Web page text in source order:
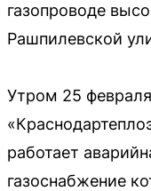
газопроводе
Рашпилевской
Утром 25
работает
газоснабжение